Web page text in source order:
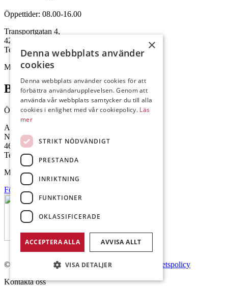
Öppettider: 08.00-16.00
Transportgatan 4,
422 46 Hisings Backa
Telefon: 0708-115352
Mejl: Se flik längst ner till höger.
Brålanda
Öppettider: 07:00-16:00
Andrésen Maskin i Brålanda AB
Nuntorp 301
464 64 Brålanda
Telefon: 0521-57 57 30
Mejl: Se flik längst ner till höger.
Följ oss på Facebook
© Copyright 2026 Andrésen Maskin AB.
Integritetspolicy
Kontakta oss
×
Denna webbplats använder
cookies
Denna webbplats använder cookies för att
förbättra användarupplevelsen. Genom att
använda vår webbplats samtycker du till alla
cookies i enlighet med vår cookiepolicy. Läs
mer
STRIKT NÖDVÄNDIGT
PRESTANDA
INRIKTNING
FUNKTIONER
OKLASSIFICERADE
ACCEPTERA ALLA AVVISA ALLT
VISA DETALJER